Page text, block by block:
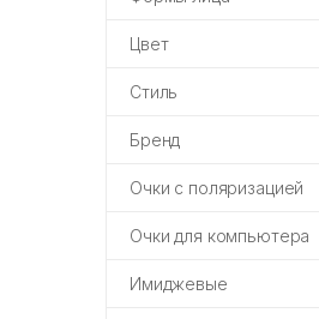
Цвет
Стиль
Бренд
Очки с поляризацией
Очки для компьютера
Имиджевые